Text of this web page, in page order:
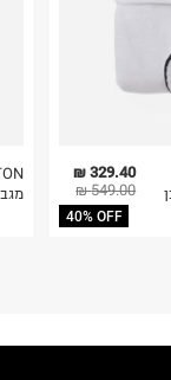
329.40 ₪
549.00 ₪
40% OFF